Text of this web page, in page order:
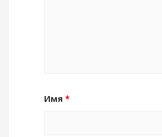
Имя *